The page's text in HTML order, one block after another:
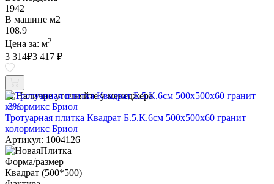
1942
В машине м2
108.9
Цена за: м2
3 314₽3 417 ₽
Наличие уточняйте у менеджера
-3%
Тротуарная плитка Квадрат Б.5.К.6см 500х500х60 гранит
колормикс Бриол
Артикул: 1004126
Форма/размер
Квадрат (500*500)